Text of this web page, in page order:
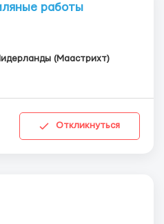
работы
(Маастрихт)
Откликнуться